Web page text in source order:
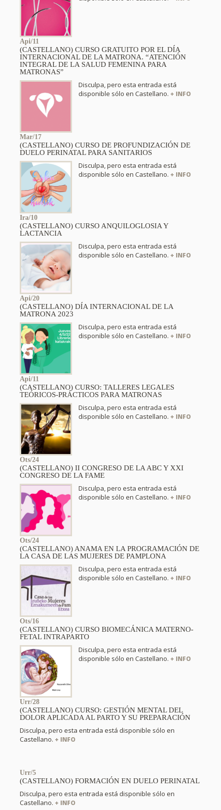
Api/11
(CASTELLANO) CURSO GRATUITO POR EL DÍA
INTERNACIONAL DE LA MATRONA. “ATENCIÓN
INTEGRAL DE LA SALUD FEMENINA PARA
MATRONAS”
Disculpa, pero esta entrada está
disponible sólo en Castellano. + INFO
Mar/17
(CASTELLANO) CURSO DE PROFUNDIZACIÓN DE
DUELO PERINATAL PARA SANITARIOS
Disculpa, pero esta entrada está
disponible sólo en Castellano. + INFO
Ira/10
(CASTELLANO) CURSO ANQUILOGLOSIA Y
LACTANCIA
Disculpa, pero esta entrada está
disponible sólo en Castellano. + INFO
Api/20
(CASTELLANO) DÍA INTERNACIONAL DE LA
MATRONA 2023
Disculpa, pero esta entrada está
disponible sólo en Castellano. + INFO
Api/11
(CASTELLANO) CURSO: TALLERES LEGALES
TEÓRICOS-PRÁCTICOS PARA MATRONAS
Disculpa, pero esta entrada está
disponible sólo en Castellano. + INFO
Ots/24
(CASTELLANO) II CONGRESO DE LA ABC Y XXI
CONGRESO DE LA FAME
Disculpa, pero esta entrada está
disponible sólo en Castellano. + INFO
Ots/24
(CASTELLANO) ANAMA EN LA PROGRAMACIÓN DE
LA CASA DE LAS MUJERES DE PAMPLONA
Disculpa, pero esta entrada está
disponible sólo en Castellano. + INFO
Ots/16
(CASTELLANO) CURSO BIOMECÁNICA MATERNO-
FETAL INTRAPARTO
Disculpa, pero esta entrada está
disponible sólo en Castellano. + INFO
Urr/28
(CASTELLANO) CURSO: GESTIÓN MENTAL DEL
DOLOR APLICADA AL PARTO Y SU PREPARACIÓN
Disculpa, pero esta entrada está disponible sólo en
Castellano. + INFO
Urr/5
(CASTELLANO) FORMACIÓN EN DUELO PERINATAL
Disculpa, pero esta entrada está disponible sólo en
Castellano. + INFO